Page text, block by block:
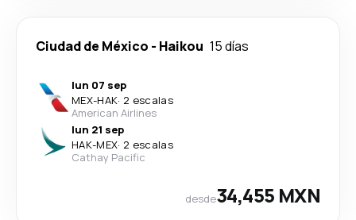
Ciudad de México - Haikou 15 días
lun 07 sep
MEX-HAK· 2 escalas
American Airlines
lun 21 sep
HAK-MEX· 2 escalas
Cathay Pacific
desde34,455 MXN